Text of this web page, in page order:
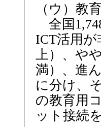
（ウ）教
全国
ICT活用
上）、や
満）、進
に分け、
の教育用
ット接続